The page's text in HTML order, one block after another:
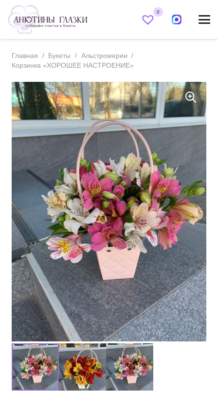
0
Главная / Букеты / Альстромерии /
Корзинка «ХОРОШЕЕ НАСТРОЕНИЕ»